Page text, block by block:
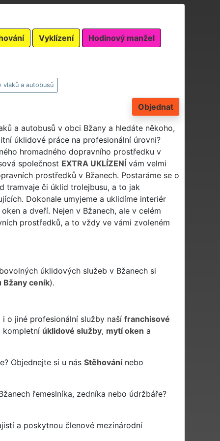
Vyklízení Hodinový manžel
vlaků a autobusů
Objednat
a autobusů v obci Bžany a hledáte někoho,
úklidové práce na profesionální úrovni?
hromadného dopravního prostředku v
společnost EXTRA UKLÍZENÍ vám velmi
prostředků v Bžanech. Postaráme se o
tramvaje či úklid trolejbusu, a to jak
Dokonale umyjeme a uklidíme interiér
a dveří. Nejen v Bžanech, ale v celém
prostředků, a to vždy ve vámi zvoleném
úklidových služeb v Bžanech si
Bžany ceník).
o jiné profesionální služby naší franchisové
kompletní úklidové služby, mytí oken a
Objednejte si u nás Stěhovánínebo
řemeslníka, zedníka nebo údržbáře?
a poskytnou členové mezinárodní